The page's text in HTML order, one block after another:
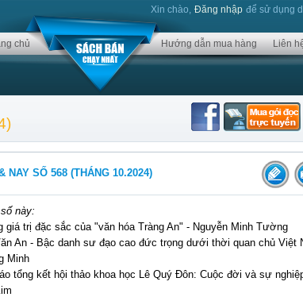
Xin chào, Đăng nhập để sử dụng
chủ Hướng dẫn mua hàng Liên
NAY SỐ 568 (THÁNG 10.2024)
này:
giá trị đặc sắc của "văn hóa Tràng An" - Nguyễn Minh Tường
An - Bậc danh sư đạo cao đức trọng dưới thời quan chủ Việt
Minh
tổng kết hội thảo khoa học Lê Quý Đôn: Cuộc đời và sự